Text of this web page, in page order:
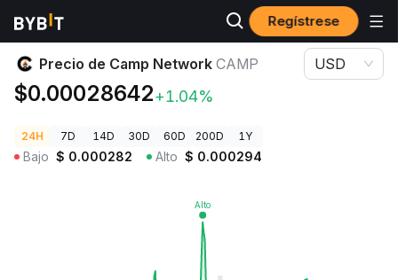
Regístrese
Precios de Criptomonedas Precio de Camp Network CAMP
Precio de Camp Network CAMP
$0.00028642+1.04%
USD
24H 7D 14D 30D 60D 200D 1Y
Bajo $ 0.000282 Alto $ 0.000294